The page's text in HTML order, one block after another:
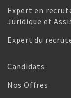
Expert en
Juridique et
Expert du
Candidats
Nos Offres